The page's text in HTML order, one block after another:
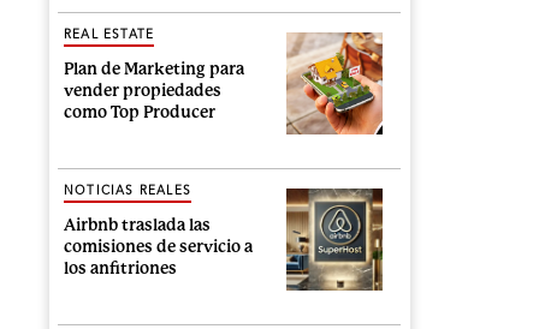
Plan de Marketing para
vender propiedades
como Top Producer
REAL ESTATE
Airbnb traslada las
comisiones de servicio a
los anfitriones
NOTICIAS REALES